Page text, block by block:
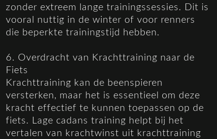
zonder extreem lange trainingssessies. Dit is
vooral nuttig in de winter of voor renners
die beperkte trainingstijd hebben.
6. Overdracht van Krachttraining naar de
Fiets
Krachttraining kan de beenspieren
versterken, maar het is essentieel om deze
kracht effectief te kunnen toepassen op de
fiets. Lage cadans training helpt bij het
vertalen van krachtwinst uit krachttraining